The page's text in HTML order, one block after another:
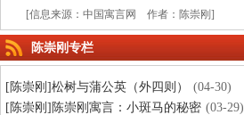
[信息来源：中国寓言网 作者：陈崇刚]
陈崇刚专栏
[陈崇刚]松树与蒲公英（外四则） (04-30)
[陈崇刚]陈崇刚寓言：小斑马的秘密 (03-29)